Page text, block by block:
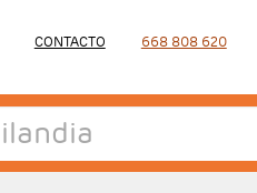
CONTACTO 668 808 620